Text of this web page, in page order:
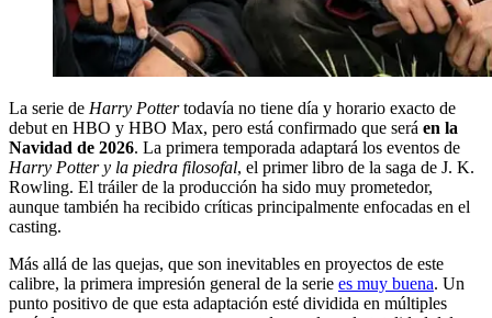
La serie de Harry Pottertodavía no tiene día y horario exacto de
debut en HBO y HBO Max, pero está confirmado que será en la
Navidad de 2026. La primera temporada adaptará los eventos de
Harry Potter y la piedra filosofal, el primer libro de la saga de J. K.
Rowling. El tráiler de la producción ha sido muy prometedor,
aunque también ha recibido críticas principalmente enfocadas en el
casting.
Más allá de las quejas, que son inevitables en proyectos de este
calibre, la primera impresión general de la serie es muy buena. Un
punto positivo de que esta adaptación esté dividida en múltiples